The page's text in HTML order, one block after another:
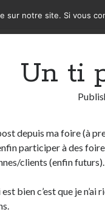
Un ti
depuis ma foire (à
participer à des
clients (enfin futurs).
est bien c’est que je
sur notre site. Si vous